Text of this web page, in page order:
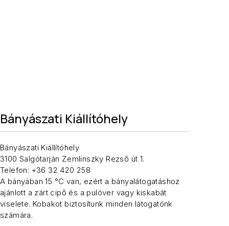
Bányászati Kiállítóhely
Bányászati Kiállítóhely
3100 Salgótarján Zemlinszky Rezső út 1.
Telefon: +36 32 420 258
A bányában 15 °C van, ezért a bányalátogatáshoz
ajánlott a zárt cipő és a pulóver vagy kiskabát
viselete. Kobakot biztosítunk minden látogatónk
számára.